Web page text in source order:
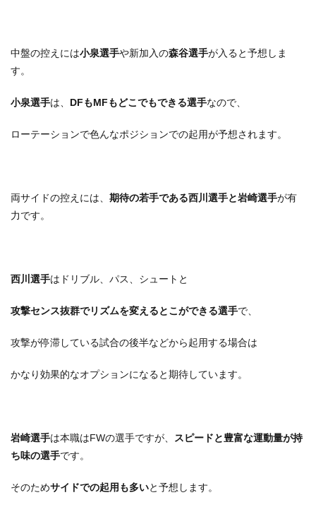
中盤の控えには小泉選手や新加入の森谷選手が入ると予想しま
す。
小泉選手は、 DFもMFもどこでもできる選手なので、
ローテーションで色んなポジションでの起用が予想されます。
両サイドの控えには、 期待の若手である西川選手と岩崎選手が有
力です。
西川選手はドリブル、パス、シュートと
攻撃センス抜群でリズムを変えるとこができる選手で、
攻撃が停滞している試合の後半などから起用する場合は
かなり効果的なオプションになると期待しています。
岩崎選手は本職はFWの選手ですが、 スピードと豊富な運動量が持
ち味の選手です。
そのためサイドでの起用も多いと予想します。